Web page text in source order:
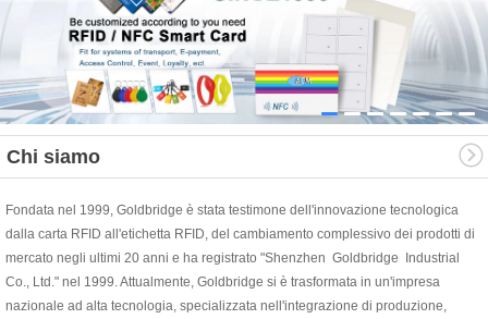
Chi siamo
Fondata nel 1999, Goldbridge è stata testimone dell'innovazione tecnologica
dalla carta RFID all'etichetta RFID, del cambiamento complessivo dei prodotti di
mercato negli ultimi 20 anni e ha registrato "Shenzhen Goldbridge Industrial
Co., Ltd." nel 1999. Attualmente, Goldbridge si è trasformata in un'impresa
nazionale ad alta tecnologia, specializzata nell'integrazione di produzione,